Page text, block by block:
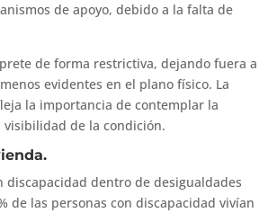
de apoyo, debido a la falta de
de forma restrictiva, dejando fuera a
evidentes en el plano físico. La
la importancia de contemplar la
de la condición.
dentro de desigualdades
de las personas con discapacidad vivían